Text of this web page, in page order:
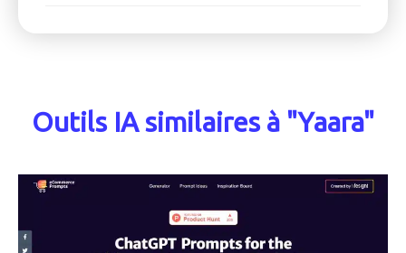
Outils IA similaires à "Yaara"